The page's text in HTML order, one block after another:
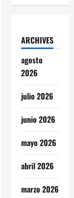
ARCHIVES
agosto
2026
julio 2026
junio 2026
mayo 2026
abril 2026
marzo 2026